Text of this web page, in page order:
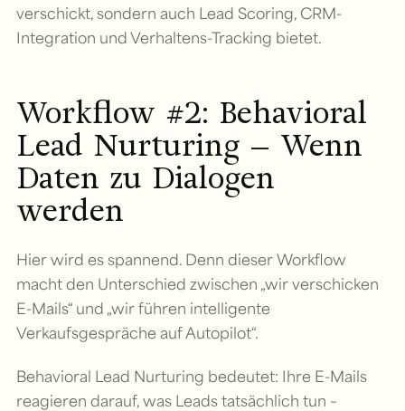
verschickt, sondern auch Lead Scoring, CRM-
Integration und Verhaltens-Tracking bietet.
Workflow #2: Behavioral
Lead Nurturing – Wenn
Daten zu Dialogen
werden
Hier wird es spannend. Denn dieser Workflow
macht den Unterschied zwischen „wir verschicken
E-Mails“ und „wir führen intelligente
Verkaufsgespräche auf Autopilot“.
Behavioral Lead Nurturing bedeutet: Ihre E-Mails
reagieren darauf, was Leads tatsächlich tun –